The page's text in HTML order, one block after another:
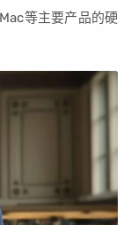
等主要产品的硬